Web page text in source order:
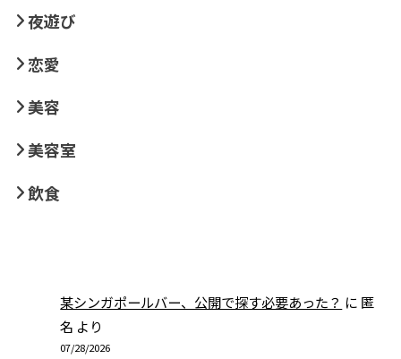
夜遊び
恋愛
美容
美容室
飲食
某シンガポールバー、公開で探す必要あった？ に 匿
名 より
07/28/2026